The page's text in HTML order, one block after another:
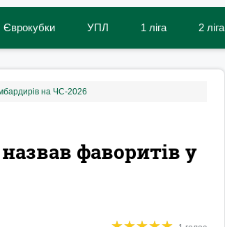
Єврокубки УПЛ 1 ліга 2 ліга
на ЧС-2026
фаворитів у